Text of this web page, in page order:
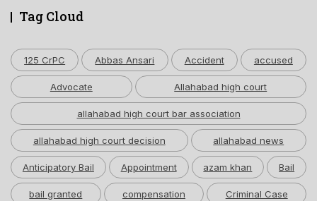
Tag Cloud
125 CrPC Abbas Ansari Accident accused
Advocate Allahabad high court
allahabad high court bar association
allahabad high court decision allahabad news
Anticipatory Bail Appointment azam khan Bail
bail granted compensation Criminal Case